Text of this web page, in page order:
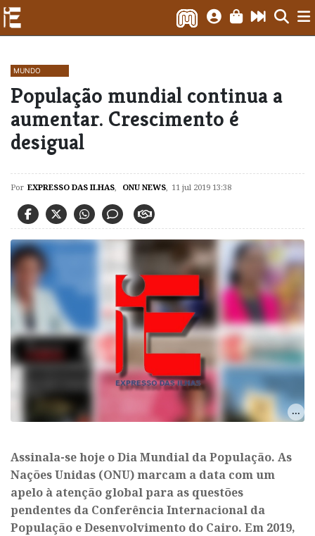
MUNDO
População mundial continua a
aumentar. Crescimento é
desigual
Por EXPRESSO DAS ILHAS, ONU NEWS, 11 jul 2019 13:38
Assinala-se hoje o Dia Mundial da População. As
Nações Unidas (ONU) marcam a data com um
apelo à atenção global para as questões
pendentes da Conferência Internacional da
População e Desenvolvimento do Cairo. Em 2019,